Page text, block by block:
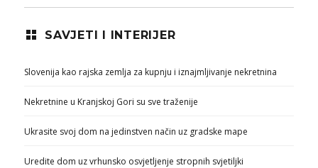
SAVJETI I INTERIJER
Slovenija kao rajska zemlja za kupnju i iznajmljivanje nekretnina
Nekretnine u Kranjskoj Gori su sve traženije
Ukrasite svoj dom na jedinstven način uz gradske mape
Uredite dom uz vrhunsko osvjetljenje stropnih svjetiljki